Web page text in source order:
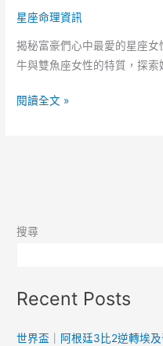
星座命理資訊
揭秘富豪們心中最愛的星座
牛與雙魚座女性的特質，探索
追
是
們
最
閱讀全文 »
搜尋
Recent Posts
世界盃｜阿根廷3比2逆轉埃